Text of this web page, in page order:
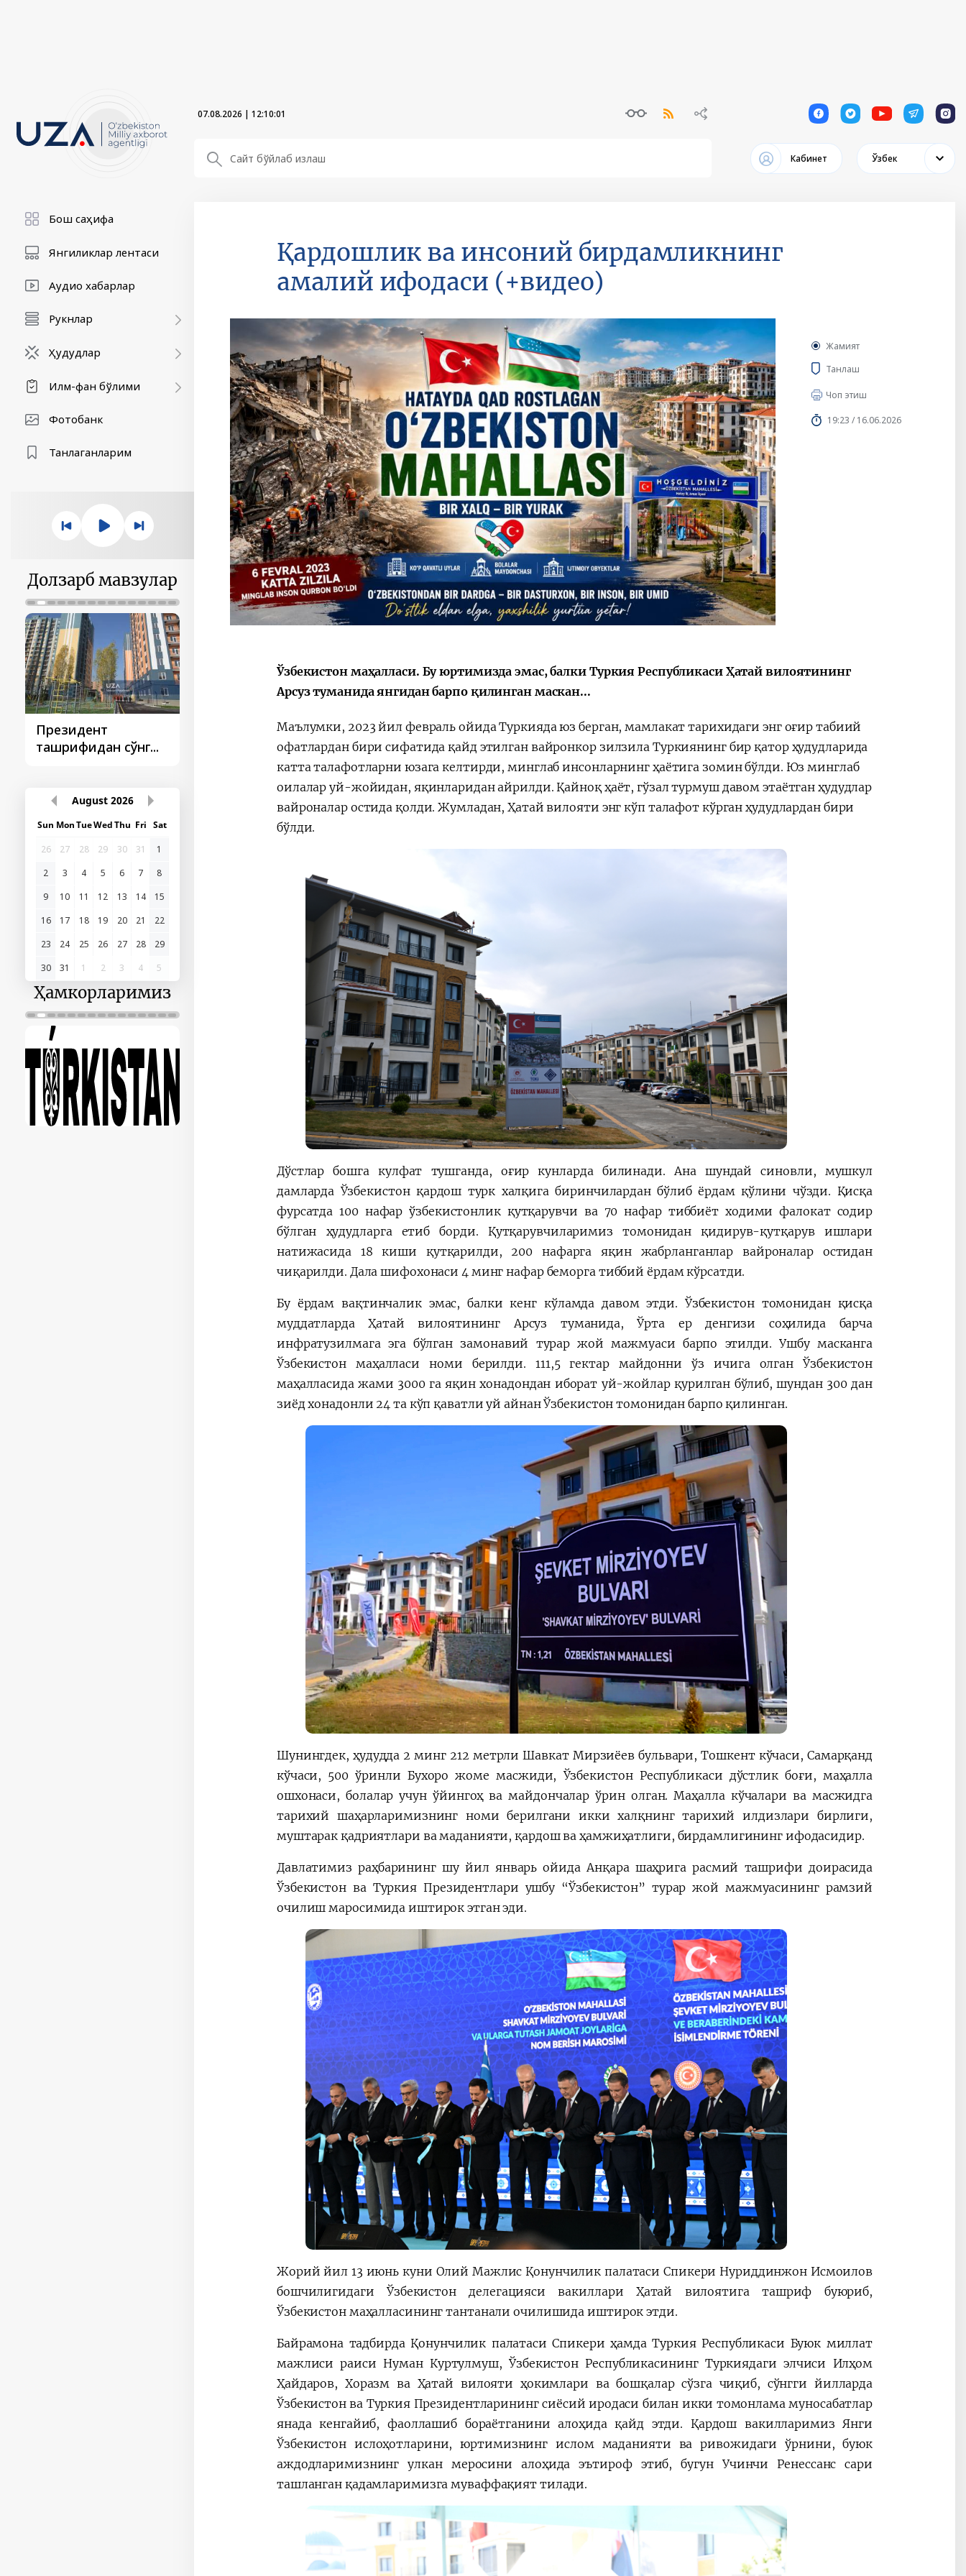
07.08.2026 | 12:10:03 1 1 1 1 1
Кабинет Ўзбек
Бош саҳифа
Янгиликлар лентаси
Аудио хабарлар
Рукнлар
Ҳудудлар
Илм-фан бўлими
Фотобанк
Танлаганларим
Долзарб мавзулар
Президент
ташрифидан сўнг...
ташрифлари
Қарор ва ижро
“Ўзбекистон – 2030”
стратегияси
Президент Шавкат
Мирзиёев
раислигида
ўтказилган
видеоселектор
йиғилишлари
August 2026
Sun MonTueWedThu Fri Sat
26
27 28 29 30 31
1
2
3 4 5 6 7
8
9
10 11 12 13 14
15
16
17 18 19 20 21
22
23
24 25 26 27 28
29
30
31 1 2 3 4 5
Ҳамкорларимиз
Қардошлик ва инсоний бирдамликнинг
амалий ифодаси (+видео)
Жамият
Танлаш
Чоп этиш
19:23 / 16.06.2026
Ўзбекистон маҳалласи. Бу юртимизда эмас, балки Туркия Республикаси Ҳатай вилоятининг
Арсуз туманида янгидан барпо қилинган маскан...
Маълумки, 2023 йил февраль ойида Туркияда юз берган, мамлакат тарихидаги энг оғир табиий
офатлардан бири сифатида қайд этилган вайронкор зилзила Туркиянинг бир қатор ҳудудларида
катта талафотларни юзага келтирди, минглаб инсонларнинг ҳаётига зомин бўлди. Юз минглаб
оилалар уй-жойидан, яқинларидан айрилди. Қайноқ ҳаёт, гўзал турмуш давом этаётган ҳудудлар
вайроналар остида қолди. Жумладан, Ҳатай вилояти энг кўп талафот кўрган ҳудудлардан бири
бўлди.
Дўстлар бошга кулфат тушганда, оғир кунларда билинади. Ана шундай синовли, мушкул
дамларда Ўзбекистон қардош турк халқига биринчилардан бўлиб ёрдам қўлини чўзди. Қисқа
фурсатда 100 нафар ўзбекистонлик қутқарувчи ва 70 нафар тиббиёт ходими фалокат содир
бўлган ҳудудларга етиб борди. Қутқарувчиларимиз томонидан қидирув-қутқарув ишлари
натижасида 18 киши қутқарилди, 200 нафарга яқин жабрланганлар вайроналар остидан
чиқарилди. Дала шифохонаси 4 минг нафар беморга тиббий ёрдам кўрсатди.
Бу ёрдам вақтинчалик эмас, балки кенг кўламда давом этди. Ўзбекистон томонидан қисқа
муддатларда Ҳатай вилоятининг Арсуз туманида, Ўрта ер денгизи соҳилида барча
инфратузилмага эга бўлган замонавий турар жой мажмуаси барпо этилди. Ушбу масканга
Ўзбекистон маҳалласи номи берилди. 111,5 гектар майдонни ўз ичига олган Ўзбекистон
маҳалласида жами 3000 га яқин хонадондан иборат уй-жойлар қурилган бўлиб, шундан 300 дан
зиёд хонадонли 24 та кўп қаватли уй айнан Ўзбекистон томонидан барпо қилинган.
Шунингдек, ҳудудда 2 минг 212 метрли Шавкат Мирзиёев бульвари, Тошкент кўчаси, Самарқанд
кўчаси, 500 ўринли Бухоро жоме масжиди, Ўзбекистон Республикаси дўстлик боғи, маҳалла
ошхонаси, болалар учун ўйингоҳ ва майдончалар ўрин олган. Маҳалла кўчалари ва масжидга
тарихий шаҳарларимизнинг номи берилгани икки халқнинг тарихий илдизлари бирлиги,
муштарак қадриятлари ва маданияти, қардош ва ҳамжиҳатлиги, бирдамлигининг ифодасидир.
Давлатимиз раҳбарининг шу йил январь ойида Анқара шаҳрига расмий ташрифи доирасида
Ўзбекистон ва Туркия Президентлари ушбу “Ўзбекистон” турар жой мажмуасининг рамзий
очилиш маросимида иштирок этган эди.
Жорий йил 13 июнь куни Олий Мажлис Қонунчилик палатаси Спикери Нуриддинжон Исмоилов
бошчилигидаги Ўзбекистон делегацияси вакиллари Ҳатай вилоятига ташриф буюриб,
Ўзбекистон маҳалласининг тантанали очилишида иштирок этди.
Байрамона тадбирда Қонунчилик палатаси Спикери ҳамда Туркия Республикаси Буюк миллат
мажлиси раиси Нуман Куртулмуш, Ўзбекистон Республикасининг Туркиядаги элчиси Илҳом
Ҳайдаров, Хоразм ва Ҳатай вилояти ҳокимлари ва бошқалар сўзга чиқиб, сўнгги йилларда
Ўзбекистон ва Туркия Президентларининг сиёсий иродаси билан икки томонлама муносабатлар
янада кенгайиб, фаоллашиб бораётганини алоҳида қайд этди. Қардош вакилларимиз Янги
Ўзбекистон ислоҳотларини, юртимизнинг ислом маданияти ва ривожидаги ўрнини, буюк
аждодларимизнинг улкан меросини алоҳида эътироф этиб, бугун Учинчи Ренессанс сари
ташланган қадамларимизга муваффақият тилади.